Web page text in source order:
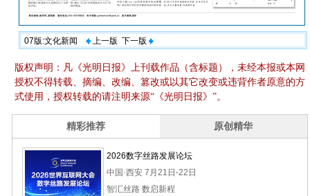
07版:文化新闻 上一版 下一版
版权声明：凡《光明日报》上刊载作品（含标题），未经本报或本网
授权不得转载、摘编、改编、篡改或以其它改变或违背作者原意的方
式使用，授权转载的请注明来源“《光明日报》”。